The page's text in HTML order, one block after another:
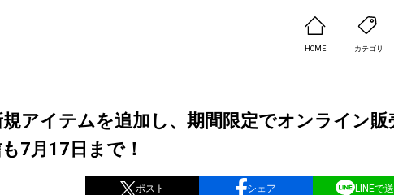
HOME カテゴリ
アイテムを追加し、期間限定でオンライン販
7月17日まで！
ポスト シェア LINEで